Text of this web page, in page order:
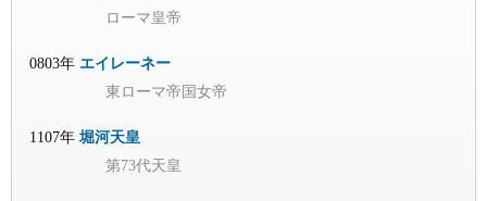
ローマ皇帝
0803年 エイレーネー
東ローマ帝国女帝
1107年 堀河天皇
第73代天皇